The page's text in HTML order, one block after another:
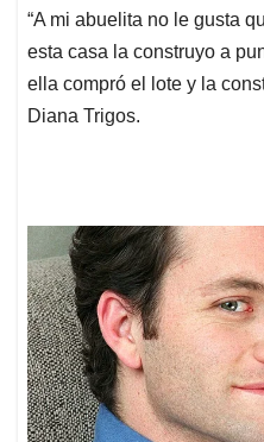
“A mi abuelita no le gusta
esta casa la construyo a
ella compró el lote y la
Diana Trigos.